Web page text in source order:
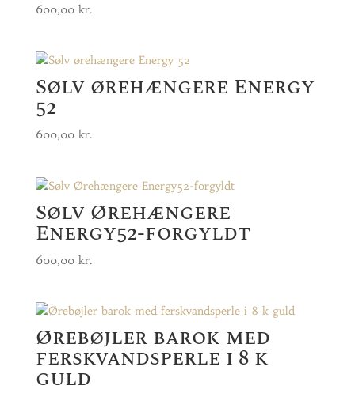
600,00 kr.
Sølv ørehængere Energy
52
600,00 kr.
Sølv Ørehængere
Energy52-forgyldt
600,00 kr.
Ørebøjler barok med
ferskvandsperle i 8 k
guld